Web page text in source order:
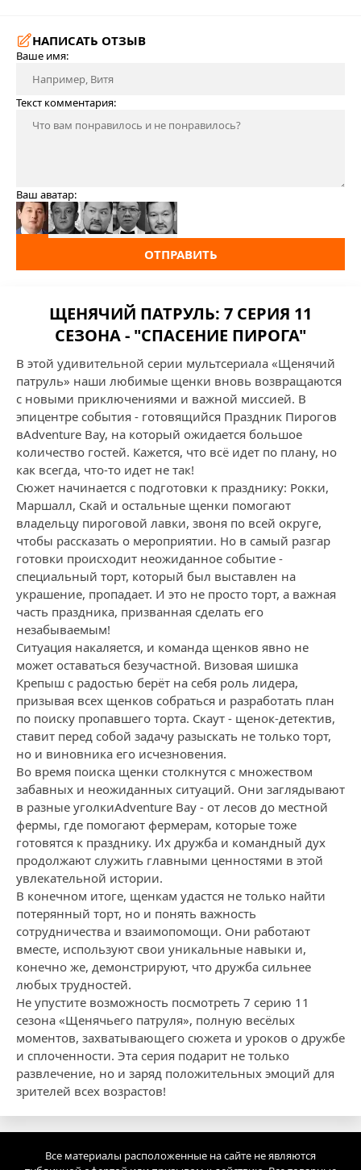
НАПИСАТЬ ОТЗЫВ
Ваше имя:
Текст комментария:
Ваш аватар:
ОТПРАВИТЬ
ЩЕНЯЧИЙ ПАТРУЛЬ: 7 СЕРИЯ 11
СЕЗОНА - "СПАСЕНИЕ ПИРОГА"
В этой удивительной серии мультсериала «Щенячий
патруль» наши любимые щенки вновь возвращаются
с новыми приключениями и важной миссией. В
эпицентре события - готовящийся Праздник Пирогов
вAdventure Bay, на который ожидается большое
количество гостей. Кажется, что всё идет по плану, но
как всегда, что-то идет не так!
Сюжет начинается с подготовки к празднику: Рокки,
Маршалл, Скай и остальные щенки помогают
владельцу пироговой лавки, звоня по всей округе,
чтобы рассказать о мероприятии. Но в самый разгар
готовки происходит неожиданное событие -
специальный торт, который был выставлен на
украшение, пропадает. И это не просто торт, а важная
часть праздника, призванная сделать его
незабываемым!
Ситуация накаляется, и команда щенков явно не
может оставаться безучастной. Визовая шишка
Крепыш с радостью берёт на себя роль лидера,
призывая всех щенков собраться и разработать план
по поиску пропавшего торта. Скаут - щенок-детектив,
ставит перед собой задачу разыскать не только торт,
но и виновника его исчезновения.
Во время поиска щенки столкнутся с множеством
забавных и неожиданных ситуаций. Они заглядывают
в разные уголкиAdventure Bay - от лесов до местной
фермы, где помогают фермерам, которые тоже
готовятся к празднику. Их дружба и командный дух
продолжают служить главными ценностями в этой
увлекательной истории.
В конечном итоге, щенкам удастся не только найти
потерянный торт, но и понять важность
сотрудничества и взаимопомощи. Они работают
вместе, используют свои уникальные навыки и,
конечно же, демонстрируют, что дружба сильнее
любых трудностей.
Не упустите возможность посмотреть 7 серию 11
сезона «Щенячьего патруля», полную весёлых
моментов, захватывающего сюжета и уроков о дружбе
и сплоченности. Эта серия подарит не только
развлечение, но и заряд положительных эмоций для
зрителей всех возрастов!
Все материалы расположенные на сайте не являются